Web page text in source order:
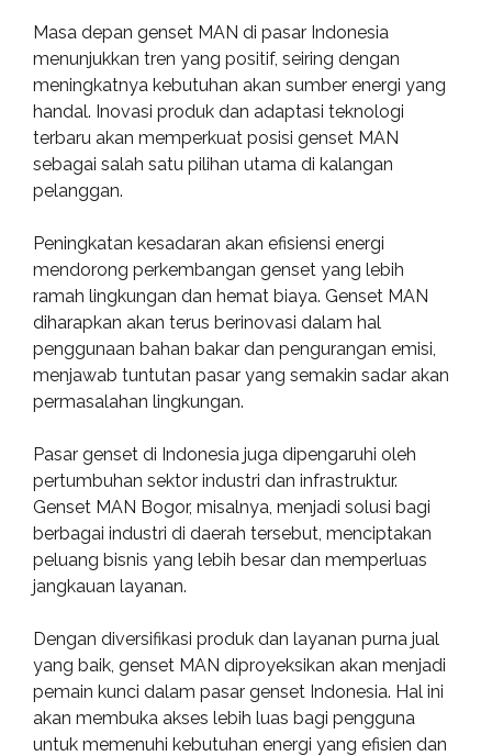
Masa depan genset MAN di pasar Indonesia
menunjukkan tren yang positif, seiring dengan
meningkatnya kebutuhan akan sumber energi yang
handal. Inovasi produk dan adaptasi teknologi
terbaru akan memperkuat posisi genset MAN
sebagai salah satu pilihan utama di kalangan
pelanggan.
Peningkatan kesadaran akan efisiensi energi
mendorong perkembangan genset yang lebih
ramah lingkungan dan hemat biaya. Genset MAN
diharapkan akan terus berinovasi dalam hal
penggunaan bahan bakar dan pengurangan emisi,
menjawab tuntutan pasar yang semakin sadar akan
permasalahan lingkungan.
Pasar genset di Indonesia juga dipengaruhi oleh
pertumbuhan sektor industri dan infrastruktur.
Genset MAN Bogor, misalnya, menjadi solusi bagi
berbagai industri di daerah tersebut, menciptakan
peluang bisnis yang lebih besar dan memperluas
jangkauan layanan.
Dengan diversifikasi produk dan layanan purna jual
yang baik, genset MAN diproyeksikan akan menjadi
pemain kunci dalam pasar genset Indonesia. Hal ini
akan membuka akses lebih luas bagi pengguna
untuk memenuhi kebutuhan energi yang efisien dan